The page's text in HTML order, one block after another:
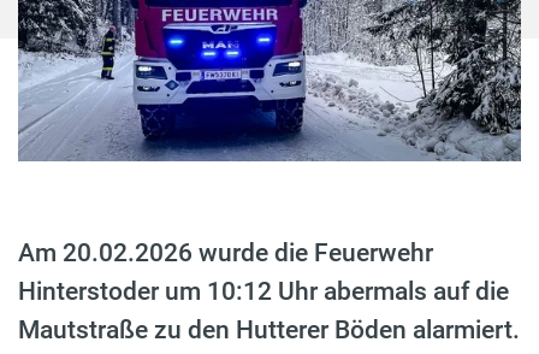
Am 20.02.2026 wurde die Feuerwehr
Hinterstoder um 10:12 Uhr abermals auf die
Mautstraße zu den Hutterer Böden alarmiert.